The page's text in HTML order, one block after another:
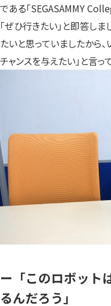
である「SEGASAMMY
「ぜひ行きたい」と即答し
たいと思っていましたから
チャンスを与えたい」と言っ
ー「このロボット
るんだろう」